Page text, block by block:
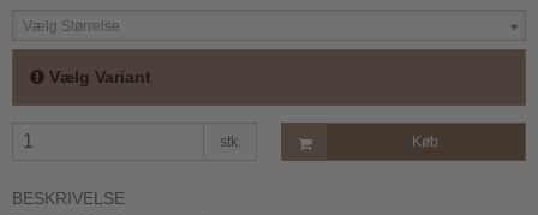
Vælg Størrelse
Vælg Variant
stk. Køb
BESKRIVELSE